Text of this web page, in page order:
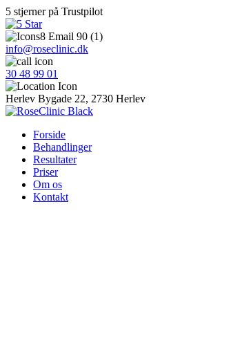
5 stjerner på Trustpilot
info@roseclinic.dk
30 48 99 01
Herlev Bygade 22, 2730 Herlev
Forside
Behandlinger
Resultater
Priser
Om os
Kontakt